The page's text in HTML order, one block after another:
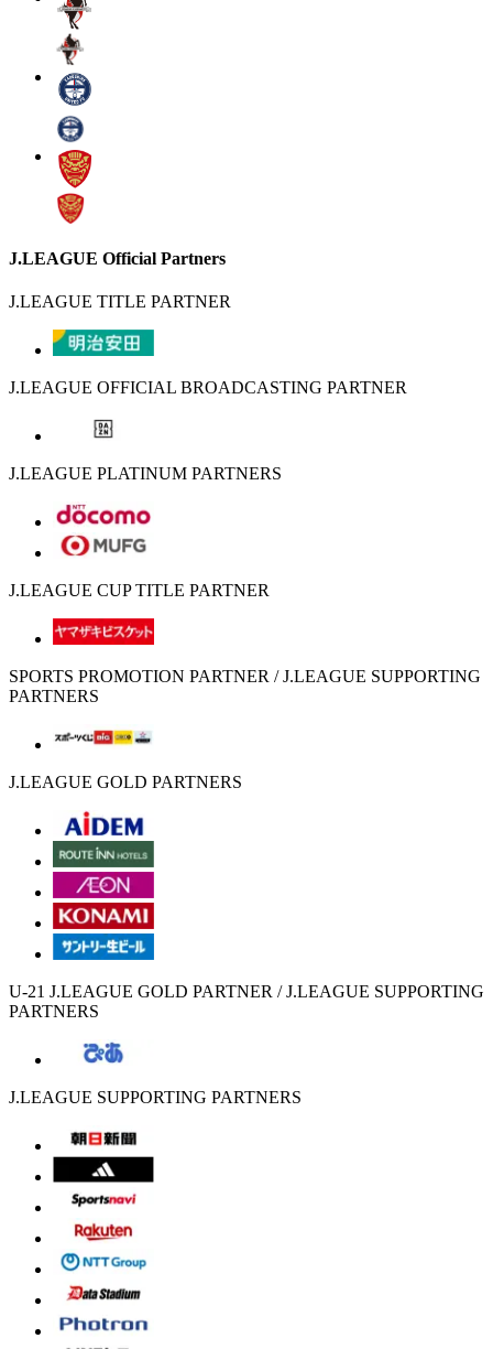
J.LEAGUE Official Partners
J.LEAGUE TITLE PARTNER
J.LEAGUE OFFICIAL BROADCASTING PARTNER
J.LEAGUE PLATINUM PARTNERS
J.LEAGUE CUP TITLE PARTNER
SPORTS PROMOTION PARTNER / J.LEAGUE SUPPORTING
PARTNERS
J.LEAGUE GOLD PARTNERS
U-21 J.LEAGUE GOLD PARTNER / J.LEAGUE SUPPORTING
PARTNERS
J.LEAGUE SUPPORTING PARTNERS